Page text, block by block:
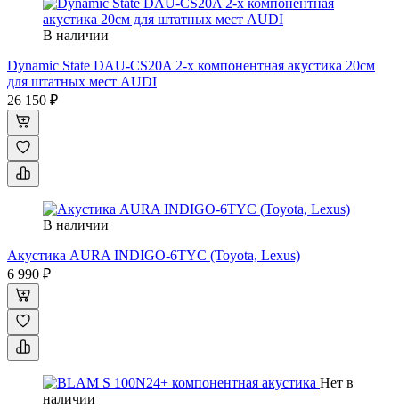
В наличии
Dynamic State DAU-CS20A 2-х компонентная акустика 20см
для штатных мест AUDI
26 150 ₽
В наличии
Акустика AURA INDIGO-6TYC (Toyota, Lexus)
6 990 ₽
Нет в
наличии